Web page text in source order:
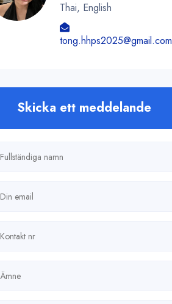
Thai, English
tong.hhps2025@gmail.com
Skicka ett meddelande